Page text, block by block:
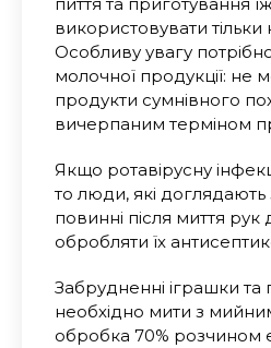
використовувати тільки
Особливу увагу
молочної продукції: не
продукти сумнівного
вичерпаним терміном
Якщо ротавірусну
то люди, які
повинні після миття
обробляти їх
Забрудненні іграшки та
необхідно мити з
обробка 70% розчином